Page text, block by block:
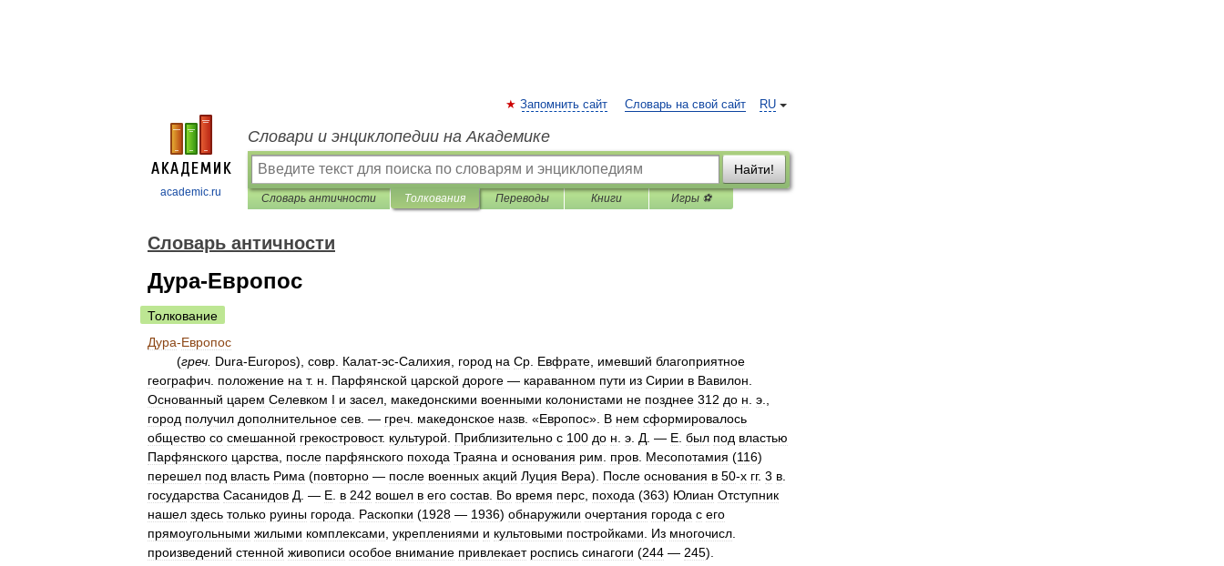
academic.ru
RU
Запомнить сайт Словарь на свой сайт
Словари и энциклопедии на Академике
Найти!
Словарь античности Толкования Переводы Книги Игры ⚽
Словарь античности
Дура-Европос
Толкование
Дура-Европос
(греч Dura-Europos), совр Калат-эс-Салихия город на Ср Евфрате имевший благоприятное
географич положение на т. н Парфянской царской дороге — караванном пути из Сирии в Вавилон
Основанный царем Селевком I и засел македонскими военными колонистами не позднее 312 до н э
город получил дополнительное сев . — греч македонское назв . «Европос». В нем сформировалось
общество со смешанной грекостровост. культурой Приблизительно с 100 до н э Д . — Е был под властью
Парфянского царства после парфянского похода Траяна и основания рим пров Месопотамия (116)
перешел под власть Рима (повторно — после военных акций Луция Вера). После основания в 50-х гг. 3 в
государства Сасанидов Д . — Е в 242 вошел в его состав Во время перс похода (363) Юлиан Отступник
нашел здесь только руины города Раскопки (1928 — 1936) обнаружили очертания города с его
прямоугольными жилыми комплексами укреплениями и культовыми постройками Из многочисл
произведений стенной живописи особое внимание привлекает роспись синагоги (244 — 245).